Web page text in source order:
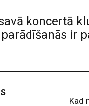
koncertā
ir
Kad